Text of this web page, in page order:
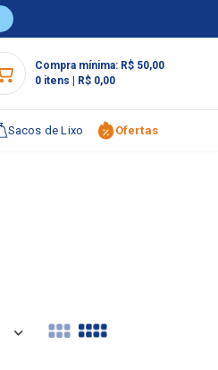
Compra mínima: R$ 50,00
0 itens R$ 0,00
Sacos de Lixo Ofertas